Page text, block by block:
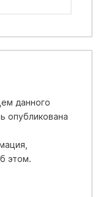
данного
опубликована
этом.